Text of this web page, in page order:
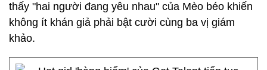
thấy "hai người đang yêu nhau" của Mèo béo khiến
không ít khán giả phải bật cười cùng ba vị giám
khảo.